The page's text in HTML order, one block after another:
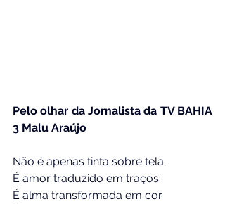
Pelo olhar da Jornalista da TV BAHIA
3 Malu Araújo
Não é apenas tinta sobre tela.
É amor traduzido em traços.
É alma transformada em cor.